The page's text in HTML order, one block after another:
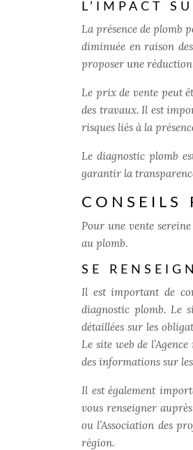
L’IMPACT
La présence de plomb
diminuée en raison
proposer une
Le prix de vente peut
des travaux. Il est
risques liés à la
Le diagnostic plomb
garantir la
CONSEILS
Pour une vente
au plomb.
SE
Il est important de
diagnostic plomb. Le
détaillées sur les
Le site web de
des informations sur
Il est également
vous renseigner
ou l’Association des
région.